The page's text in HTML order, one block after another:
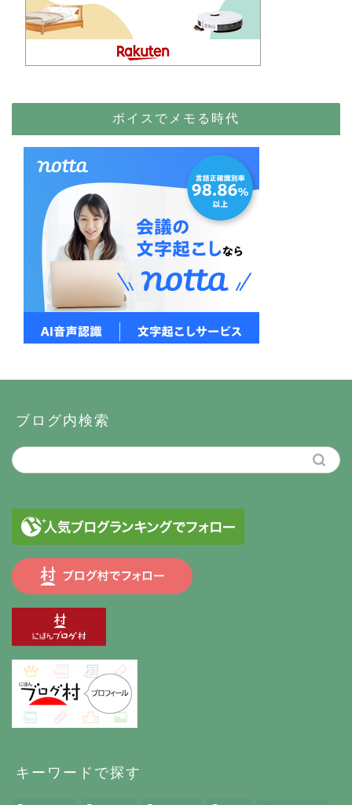
ボイスでメモる時代
ブログ内検索
キーワードで探す